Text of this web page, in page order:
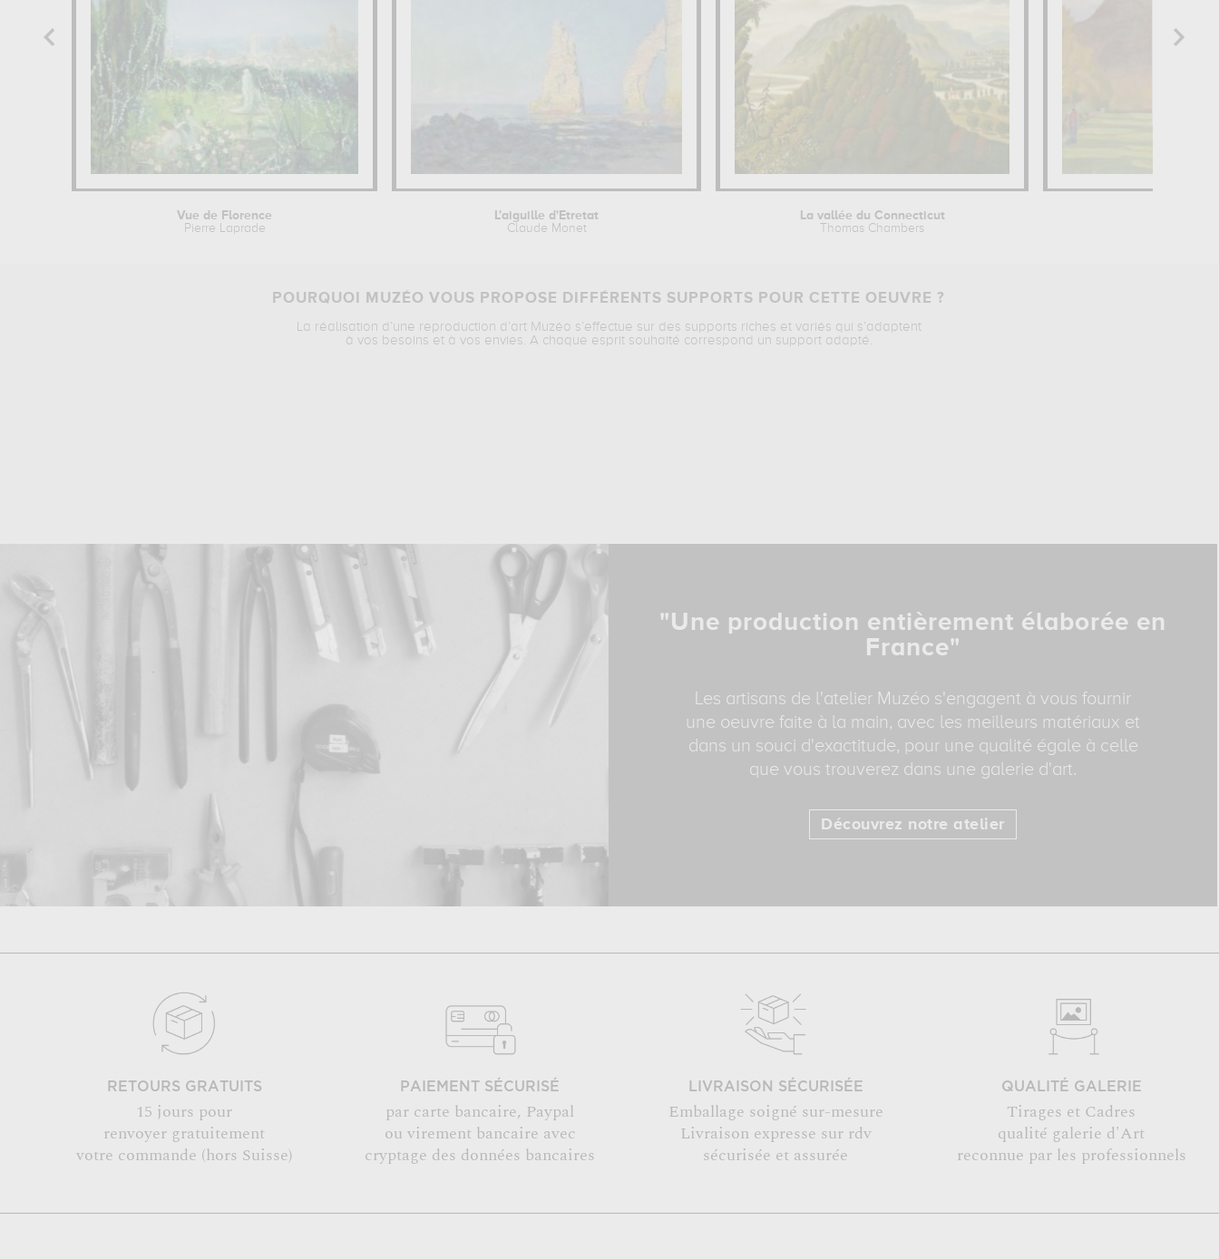
Vue de Florence
Pierre Laprade
L'aiguille d'Etretat
Claude Monet
La vallée du Connecticut
Thomas Chambers
POURQUOI MUZÉO VOUS PROPOSE DIFFÉRENTS SUPPORTS POUR CETTE OEUVRE ?
La réalisation d’une reproduction d’art Muzéo s’effectue sur des supports riches et variés qui s’adaptent
à vos besoins et à vos envies. A chaque esprit souhaité correspond un support adapté.
"Une production entièrement élaborée en
France"
Les artisans de l'atelier Muzéo s'engagent à vous fournir
une oeuvre faite à la main, avec les meilleurs matériaux et
dans un souci d'exactitude, pour une qualité égale à celle
que vous trouverez dans une galerie d'art.
Découvrez notre atelier
RETOURS GRATUITS
15 jours pour
renvoyer gratuitement
votre commande (hors Suisse)
PAIEMENT SÉCURISÉ
par carte bancaire, Paypal
ou virement bancaire avec
cryptage des données bancaires
LIVRAISON SÉCURISÉE
Emballage soigné sur-mesure
Livraison expresse sur rdv
sécurisée et assurée
QUALITÉ GALERIE
Tirages et Cadres
qualité galerie d'Art
reconnue par les professionnels